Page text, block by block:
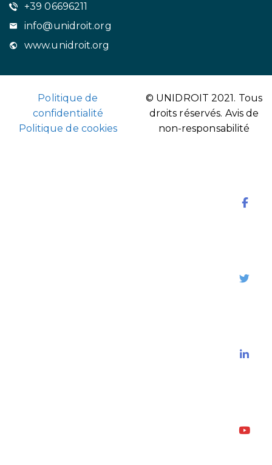
+39 06696211
info@unidroit.org
www.unidroit.org
Politique de
confidentialité
Politique de cookies
© UNIDROIT 2021. Tous
droits réservés. Avis de
non-responsabilité